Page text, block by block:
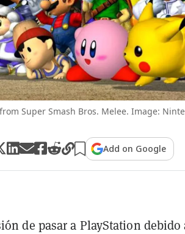
Super Smash Bros. Melee. Image:
Add on Google
de pasar a PlayStation debido